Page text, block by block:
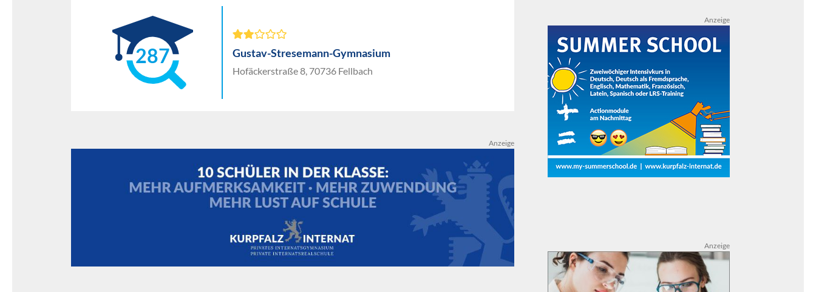
287 Gustav-Stresemann-Gymnasium
Hofäckerstraße 8, 70736 Fellbach
Anzeige
Anzeige
Anzeige